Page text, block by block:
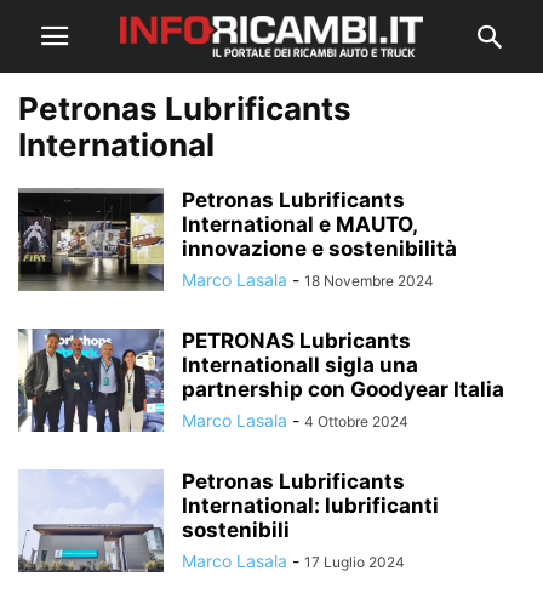
Petronas Lubrificants
International
Petronas Lubrificants
International e MAUTO,
innovazione e sostenibilità
Marco Lasala - 18 Novembre 2024
PETRONAS Lubricants
Internationall sigla una
partnership con Goodyear Italia
Marco Lasala - 4 Ottobre 2024
Petronas Lubrificants
International: lubrificanti
sostenibili
Marco Lasala - 17 Luglio 2024